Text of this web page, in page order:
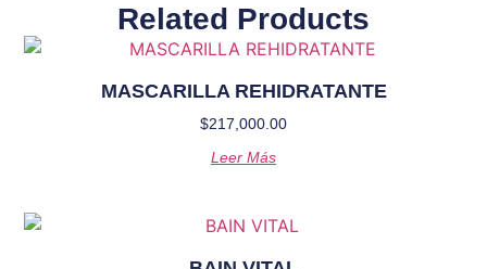
Related Products
MASCARILLA REHIDRATANTE
$217,000.00
Leer Más